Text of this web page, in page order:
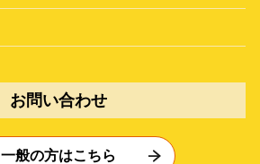
お問い合わせ
一般の方はこちら